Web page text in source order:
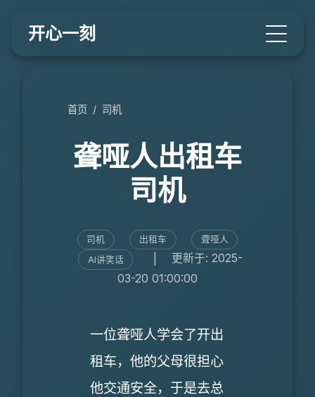
开心一刻
首页 / 司机
聋哑人出租车
司机
司机 出租车
聋哑人
AI讲笑话
更新于: 2025-
03-20 01:00:00
一位聋哑人学会了开出
租车，他的父母很担心
他交通安全，于是去总